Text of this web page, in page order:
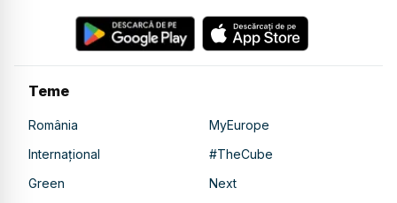
Teme
România
MyEurope
Internațional
#TheCube
Green
Next